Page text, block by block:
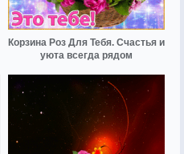
Корзина Роз Для Тебя. Счастья и
уюта всегда рядом